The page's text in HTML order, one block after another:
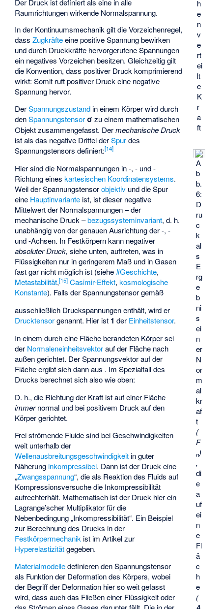
h
e
n
v
e
rt
ei
lt
e
K
r
a
ft
A
b
b.
6:
D
ru
c
k
al
s
E
rg
e
b
ni
s
ei
n
er
N
or
m
al
kr
af
t
(
F
n)
,
di
e
a
uf
ei
n
e
Fl
ä
c
h
e
(
Raumrichtungen wirkende Normalspannung.
In der Kontinuumsmechanik gilt die Vorzeichenregel,
dassZugkräfteeine positive Spannung bewirken
und durch Druckkräfte hervorgerufene Spannungen
ein negatives Vorzeichen besitzen. Gleichzeitig gilt
die Konvention, dass positiver Druck komprimierend
wirkt: Somit ruft positiver Druck eine negative
Spannung hervor.
DerSpannungszustand in einem Körper wird durch
denSpannungstensor σ zu einem mathematischen
Objekt zusammengefasst. Dermechanische Druck
ist als das negative Drittel derSpurdes
Spannungstensors definiert:[14]
Hier sinddie Normalspannungen in-,- und-
Richtung eineskartesischen Koordinatensystems.
Weil der Spannungstensorobjektiv und die Spur
eine Hauptinvariante ist, ist dieser negative
Mittelwert der Normalspannungen – der
mechanische Druck –bezugssysteminvariant, d. h.
unabhängig von der genauen Ausrichtung der-,-
und-Achsen. In Festkörpern kann negativer
absoluter Druck, siehe unten, auftreten, was in
Flüssigkeiten nur in geringerem Maß und in Gasen
fast gar nicht möglich ist (siehe#Geschichte,
Metastabilität,[15] Casimir-Effekt,kosmologische
Konstante). Falls der Spannungstensor gemäß
ausschließlich Druckspannungen enthält, wird er
Drucktensorgenannt. Hier ist 1 der Einheitstensor.
In einem durch eine Fläche berandeten Körper sei
der Normaleneinheitsvektor auf der Fläche nach
außen gerichtet. Der Spannungsvektor auf der
Fläche ergibt sich dann aus . Im Spezialfall des
Drucks berechnet sich also wie oben:
D. h., die Richtung der Kraft ist auf einer Fläche
immernormal und bei positivem Druck auf den
Körper gerichtet.
Frei strömende Fluide sind bei Geschwindigkeiten
weit unterhalb der
Wellenausbreitungsgeschwindigkeit in guter
Näherung inkompressibel. Dann ist der Druck eine
„Zwangsspannung“, die als Reaktion des Fluids auf
Kompressionsversuche die Inkompressibilität
aufrechterhält. Mathematisch ist der Druck hier ein
Lagrange’scher Multiplikatorfür die
Nebenbedingung „Inkompressibilität“. Ein Beispiel
zur Berechnung des Drucks in der
Festkörpermechanik ist im Artikel zur
Hyperelastizitätgegeben.
Materialmodelledefinieren den Spannungstensor
als Funktion der Deformation des Körpers, wobei
der Begriff der Deformation hier so weit gefasst
wird, dass auch das Fließen einer Flüssigkeit oder